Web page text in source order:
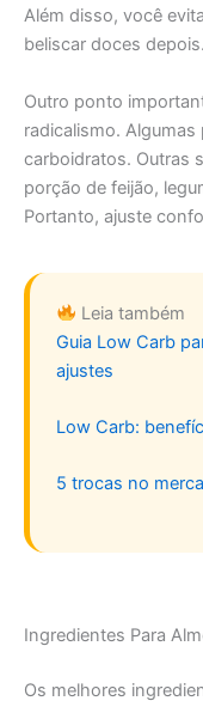
Além disso, você
beliscar doces depois.
Outro ponto
radicalismo.
carboidratos. Outras
porção de feijão,
Portanto, ajuste
Leia também
Guia Low Carb
ajustes
Low Carb:
5 trocas no
Ingredientes Para
Os melhores